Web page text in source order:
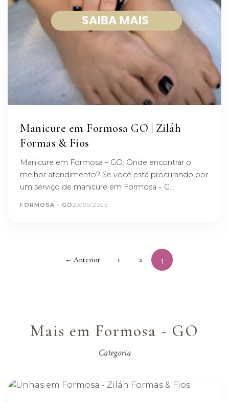
Manicure em Formosa GO | Ziláh
Formas & Fios
Manicure em Formosa – GO: Onde encontrar o
melhor atendimento? Se você está procurando por
um serviço de manicure em Formosa – G...
FORMOSA - GO 23/05/2025
← Anterior 1 2 3
Mais em Formosa - GO
Categoria